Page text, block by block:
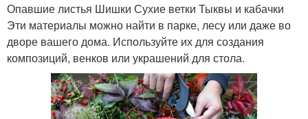
Опавшие листья Шишки Сухие ветки Тыквы и кабачки
Эти материалы можно найти в парке, лесу или даже во
дворе вашего дома. Используйте их для создания
композиций, венков или украшений для стола.